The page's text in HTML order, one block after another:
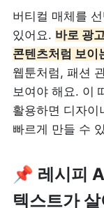
버티컬 매체를
있어요. 바로 광
콘텐츠처럼 보이
웹툰처럼, 패션
보여야 해요. 이
활용하면 디자이
빠르게 만들 수
📌 레시피
텍스트가